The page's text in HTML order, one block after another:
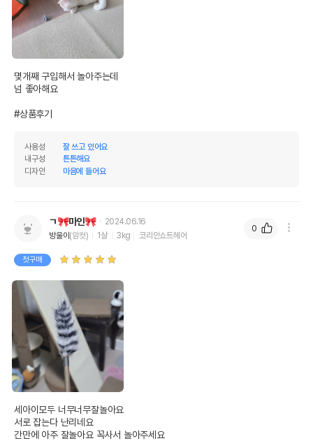
몇개째 구입해서 놀아주는데
넘 좋아해요
#상품후기
사용성
잘 쓰고 있어요
내구성
튼튼해요
디자인
마음에 들어요
ㄱ🎀마인🎀
2024.06.16
방울이(암컷) 1살 3kg 코리안쇼트헤어
첫구매
세아이모두 너무너무잘놀아요
서로 잡는다 난리네요
간만에 아주 잘놀아요 꼭사서 놀아주세요
0